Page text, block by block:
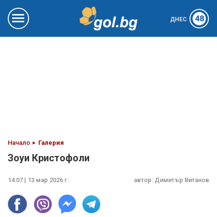
ДНЕС 48
Начало Галерия
Зоуи Кристофоли
14:07 | 13 мар 2026 г. автор: Димитър Витанов